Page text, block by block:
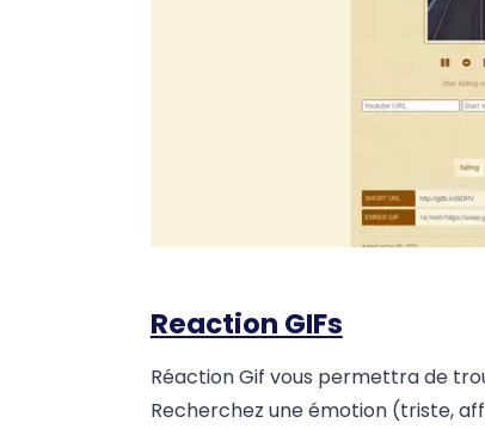
Reaction GIFs
Réaction Gif vous permettra de
Recherchez une émotion (triste,